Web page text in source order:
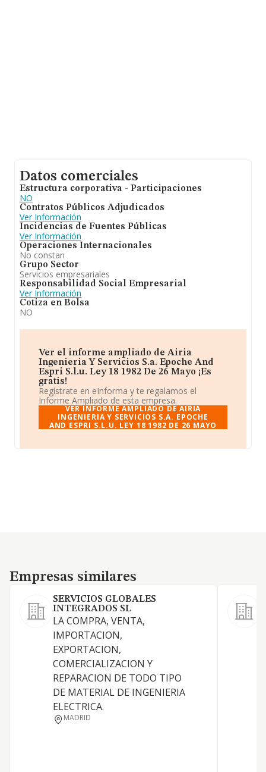
Datos comerciales
Estructura corporativa - Participaciones
NO
Contratos Públicos Adjudicados
Ver Información
Incidencias de Fuentes Públicas
Ver Información
Operaciones Internacionales
No constan
Grupo Sector
Servicios empresariales
Responsabilidad Social Empresarial
Ver Información
Cotiza en Bolsa
NO
Ver el informe ampliado de Airia
Ingenieria Y Servicios S.a. Epoche And
Espri S.l.u. Ley 18 1982 De 26 Mayo ¡Es
gratis!
Regístrate en eInforma y te regalamos el
Informe Ampliado de esta empresa.
VER INFORME AMPLIADO DE AIRIA
INGENIERIA Y SERVICIOS S.A. EPOCHE
AND ESPRI S.L.U. LEY 18 1982 DE 26 MAYO
Empresas similares
Empresas similares
SERVICIOS GLOBALES
INTEGRADOS SL
LA COMPRA, VENTA,
IMPORTACION,
EXPORTACION,
COMERCIALIZACION Y
REPARACION DE TODO TIPO
DE MATERIAL DE INGENIERIA
ELECTRICA.
MADRID